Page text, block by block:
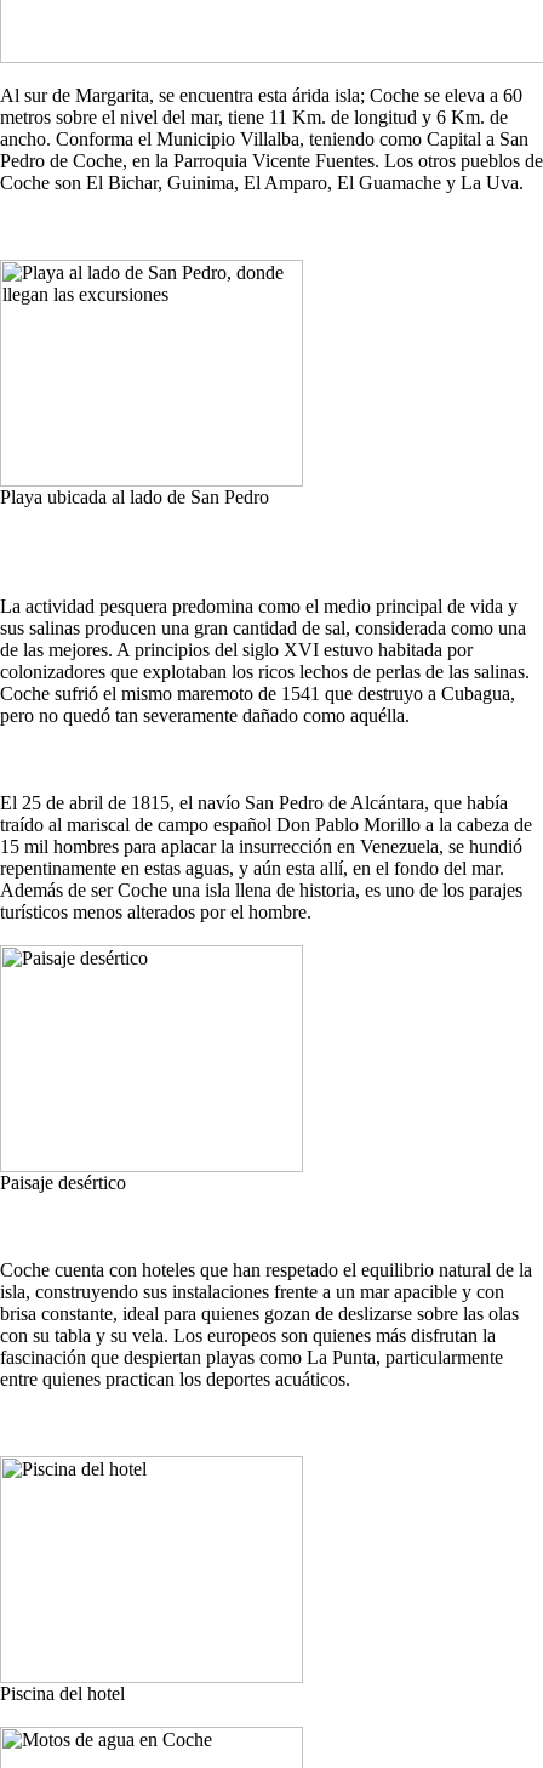
Al sur de Margarita, se encuentra esta árida isla; Coche se eleva a 60
metros sobre el nivel del mar, tiene 11 Km. de longitud y 6 Km. de
ancho. Conforma el Municipio Villalba, teniendo como Capital a San
Pedro de Coche, en la Parroquia Vicente Fuentes. Los otros pueblos de
Coche son El Bichar, Guinima, El Amparo, El Guamache y La Uva.
Playa ubicada al lado de San Pedro
La actividad pesquera predomina como el medio principal de vida y
sus salinas producen una gran cantidad de sal, considerada como una
de las mejores. A principios del siglo XVI estuvo habitada por
colonizadores que explotaban los ricos lechos de perlas de las salinas.
Coche sufrió el mismo maremoto de 1541 que destruyo a Cubagua,
pero no quedó tan severamente dañado como aquélla.
El 25 de abril de 1815, el navío San Pedro de Alcántara, que había
traído al mariscal de campo español Don Pablo Morillo a la cabeza de
15 mil hombres para aplacar la insurrección en Venezuela, se hundió
repentinamente en estas aguas, y aún esta allí, en el fondo del mar.
Además de ser Coche una isla llena de historia, es uno de los parajes
turísticos menos alterados por el hombre.
Paisaje desértico
Coche cuenta con hoteles que han respetado el equilibrio natural de la
isla, construyendo sus instalaciones frente a un mar apacible y con
brisa constante, ideal para quienes gozan de deslizarse sobre las olas
con su tabla y su vela. Los europeos son quienes más disfrutan la
fascinación que despiertan playas como La Punta, particularmente
entre quienes practican los deportes acuáticos.
Piscina del hotel